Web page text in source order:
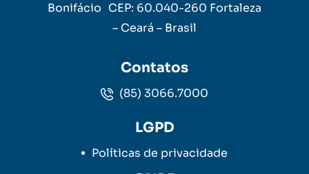
Bonifácio CEP: 60.040-260 Fortaleza
– Ceará – Brasil
Contatos
(85) 3066.7000
LGPD
Políticas de privacidade